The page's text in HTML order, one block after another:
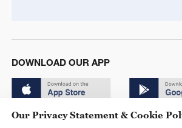
DOWNLOAD OUR APP
Our Privacy Statement & Cookie